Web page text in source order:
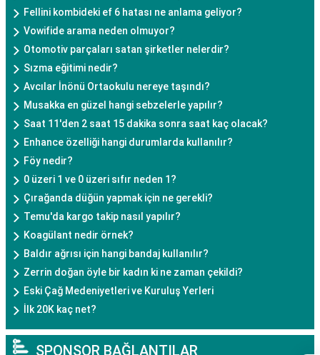
Fellini kombideki ef 6 hatası ne anlama geliyor?
Vowifide arama neden olmuyor?
Otomotiv parçaları satan şirketler nelerdir?
Sızma eğitimi nedir?
Avcılar İnönü Ortaokulu nereye taşındı?
Musakka en güzel hangi sebzelerle yapılır?
Saat 11'den 2 saat 15 dakika sonra saat kaç olacak?
Enhance özelliği hangi durumlarda kullanılır?
Föy nedir?
0 üzeri 1 ve 0 üzeri sıfır neden 1?
Çırağanda düğün yapmak için ne gerekli?
Temu'da kargo takip nasıl yapılır?
Koagülant nedir örnek?
Baldır ağrısı için hangi bandaj kullanılır?
Zerrin doğan öyle bir kadın ki ne zaman çekildi?
Eski Çağ Medeniyetleri ve Kuruluş Yerleri
İlk 20K kaç net?
SPONSOR BAĞLANTILAR